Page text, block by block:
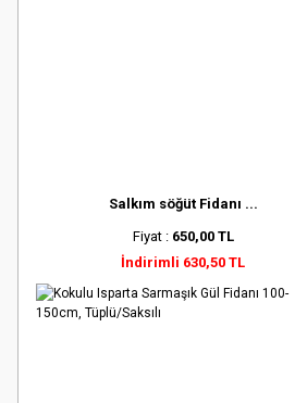
Salkım söğüt Fidanı ...
Fiyat : 650,00 TL
İndirimli 630,50 TL